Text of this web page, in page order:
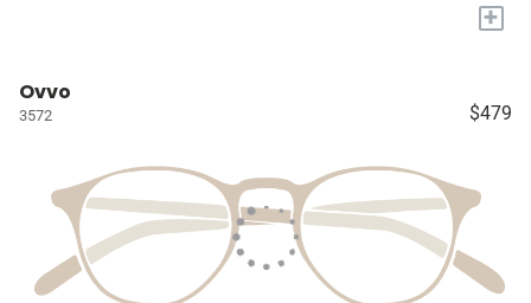
+
Ovvo
3572 $479